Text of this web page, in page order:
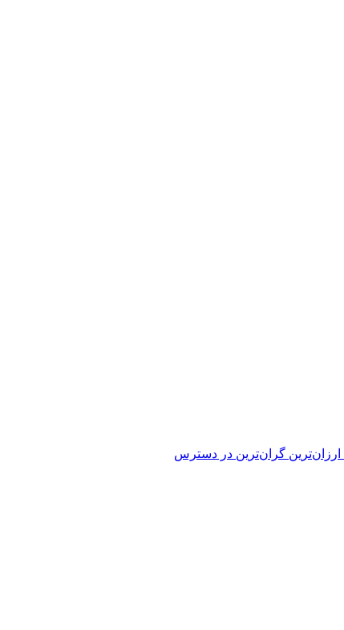
ارزان‌ترین گران‌ترین در دسترس